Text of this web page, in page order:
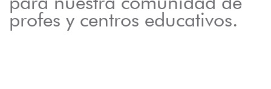
profes y centros educativos.